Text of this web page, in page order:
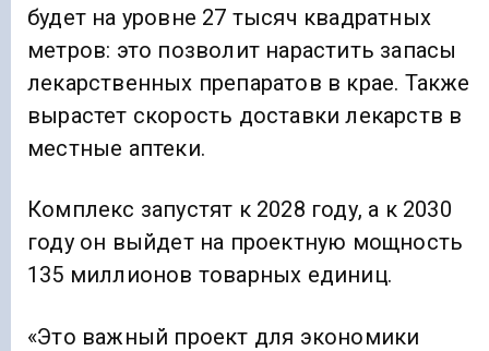
будет на уровне 27 тысяч квадратных
метров: это позволит нарастить запасы
лекарственных препаратов в крае. Также
вырастет скорость доставки лекарств в
местные аптеки.
Комплекс запустят к 2028 году, а к 2030
году он выйдет на проектную мощность
135 миллионов товарных единиц.
«Это важный проект для экономики